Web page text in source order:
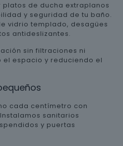
platos de ducha extraplanos
y seguridad de tu baño.
vidrio templado, desagües
antideslizantes.
sin filtraciones ni
el espacio y reduciendo el
cada centímetro con
sanitarios
y puertas